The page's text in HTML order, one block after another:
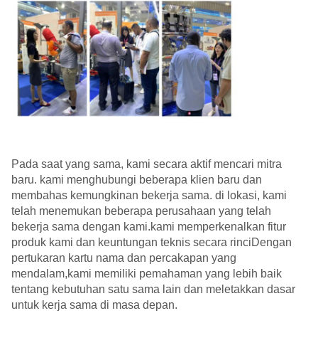
Pada saat yang sama, kami secara aktif mencari mitra
baru. kami menghubungi beberapa klien baru dan
membahas kemungkinan bekerja sama. di lokasi, kami
telah menemukan beberapa perusahaan yang telah
bekerja sama dengan kami.kami memperkenalkan fitur
produk kami dan keuntungan teknis secara rinciDengan
pertukaran kartu nama dan percakapan yang
mendalam,kami memiliki pemahaman yang lebih baik
tentang kebutuhan satu sama lain dan meletakkan dasar
untuk kerja sama di masa depan.